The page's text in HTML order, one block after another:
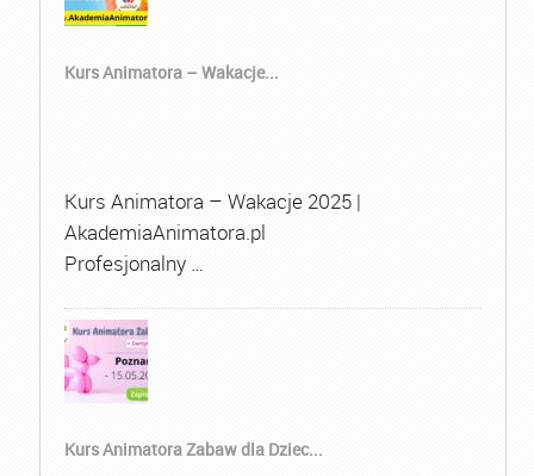
Kurs Animatora – Wakacje...
Kurs Animatora – Wakacje 2025 |
AkademiaAnimatora.pl
Profesjonalny …
Kurs Animatora Zabaw dla Dziec...